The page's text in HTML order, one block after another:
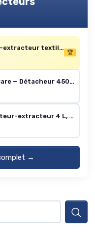
Nettoyeur injecteur-extracteur textiles 15 kPa - Sichler
🏆
Kärcher SE 2 Spot Care — Détacheur 450 W, 1,5 L
Kärcher SE 6 - Injecteur-extracteur 4 L, Flexible 2-en-1, Accessoires inclus
→